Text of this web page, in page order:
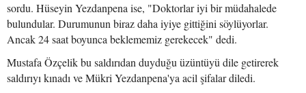
sordu. Hüseyin Yezdanpena ise, "Doktorlar iyi bir müdahalede
bulundular. Durumunun biraz daha iyiye gittiğini söylüyorlar.
Ancak 24 saat boyunca beklememiz gerekecek" dedi.
Mustafa Özçelik bu saldırıdan duyduğu üzüntüyü dile getirerek
saldırıyı kınadı ve Mükri Yezdanpena'ya acil şifalar diledi.